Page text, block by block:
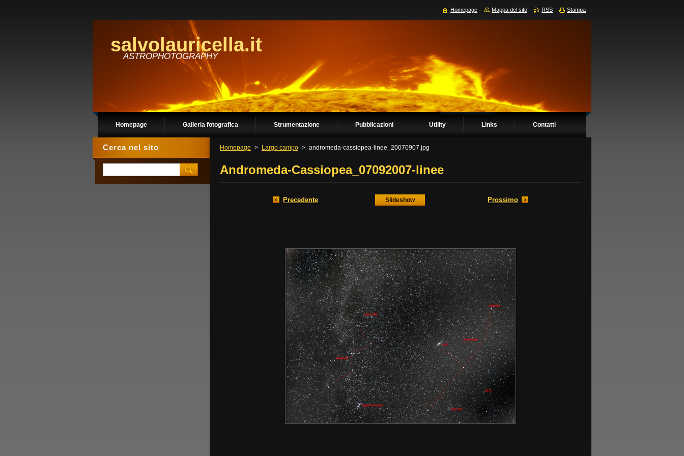
salvolauricella.it
ASTROPHOTOGRAPHY
Homepage Galleria fotografica Strumentazione Pubblicazioni Utility Links Contatti
Homepage > Largo campo > andromeda-cassiopea-linee_20070907.jpg
Andromeda-Cassiopea_07092007-linee
Precedente Slideshow Prossimo
Cerca nel sito
Homepage Mappa del sito RSS Stampa